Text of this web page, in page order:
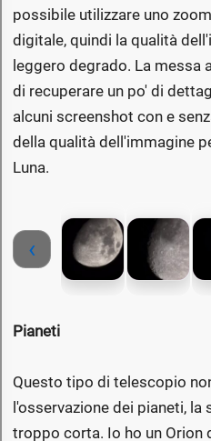
possibile utilizzare uno
digitale, quindi la qualità
leggero degrado. La messa
di recuperare un po' di
alcuni screenshot con e
della qualità dell'immagine
Luna.
‹
Pianeti
Questo tipo di telescopio
l'osservazione dei pianeti, la
troppo corta. Io ho un Orion